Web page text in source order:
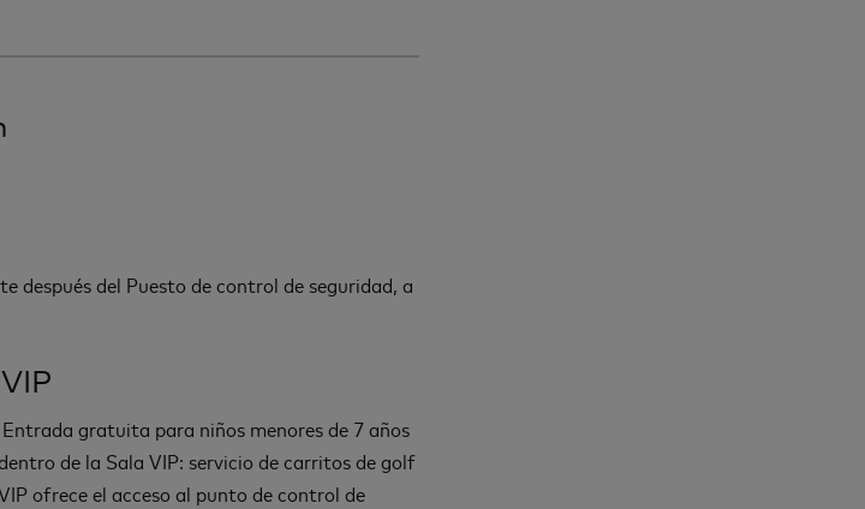
después del Puesto de control de seguridad, a
gratuita para niños menores de 7 años
de la Sala VIP: servicio de carritos de golf
ofrece el acceso al punto de control de